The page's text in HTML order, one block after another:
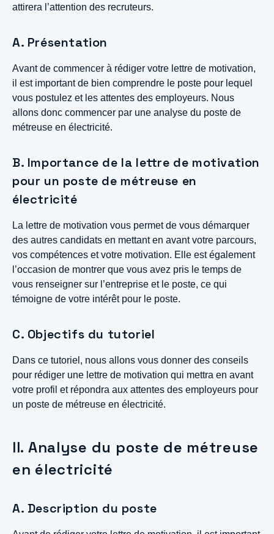
attirera l’attention des recruteurs.
A. Présentation
Avant de commencer à rédiger votre lettre de motivation,
il est important de bien comprendre le poste pour lequel
vous postulez et les attentes des employeurs. Nous
allons donc commencer par une analyse du poste de
métreuse en électricité.
B. Importance de la lettre de motivation
pour un poste de métreuse en
électricité
La lettre de motivation vous permet de vous démarquer
des autres candidats en mettant en avant votre parcours,
vos compétences et votre motivation. Elle est également
l’occasion de montrer que vous avez pris le temps de
vous renseigner sur l’entreprise et le poste, ce qui
témoigne de votre intérêt pour le poste.
C. Objectifs du tutoriel
Dans ce tutoriel, nous allons vous donner des conseils
pour rédiger une lettre de motivation qui mettra en avant
votre profil et répondra aux attentes des employeurs pour
un poste de métreuse en électricité.
II. Analyse du poste de métreuse
en électricité
A. Description du poste